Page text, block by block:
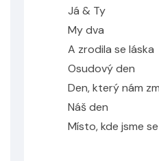
Já & Ty
My dva
A zrodila se láska
Osudový den
Den, který nám
Náš den
Místo, kde jsme